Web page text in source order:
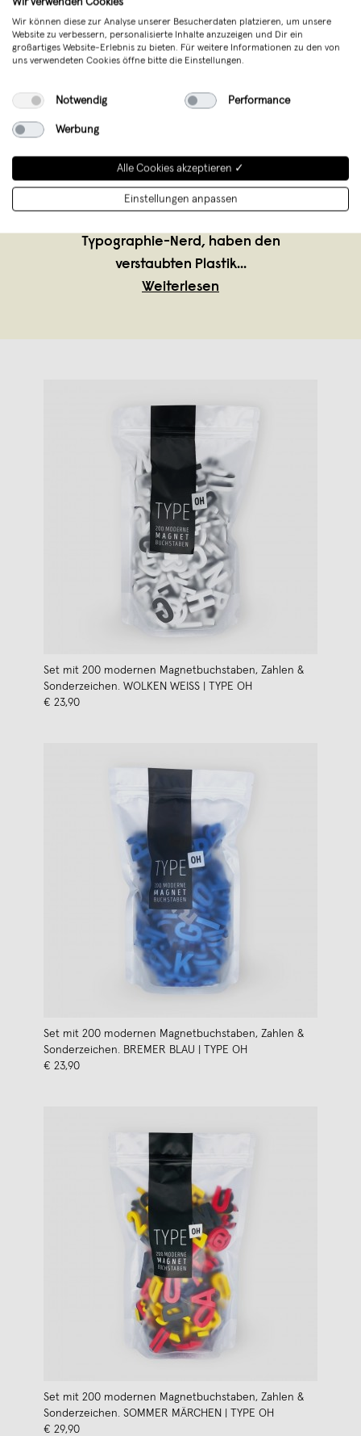
verkauft seit Februar 2021
Hey! Nice to meet you. TYPE OH ist ein
Robin, zwei Typographie-Enthusiasten aus
Stuttgart West. Luisa, mit ihrem Hang zu
Typographie-Nerd, haben den
verstaubten Plastik...
Weiterlesen
Set mit 200 modernen Magnetbuchstaben, Zahlen &
Sonderzeichen. WOLKEN WEISS | TYPE OH
€ 23,90
Set mit 200 modernen Magnetbuchstaben, Zahlen &
Sonderzeichen. BREMER BLAU | TYPE OH
€ 23,90
Set mit 200 modernen Magnetbuchstaben, Zahlen &
Sonderzeichen. SOMMER MÄRCHEN | TYPE OH
€ 29,90
Wir können diese zur Analyse unserer Besucherdaten platzieren, um unsere
Website zu verbessern, personalisierte Inhalte anzuzeigen und Dir ein
großartiges Website-Erlebnis zu bieten. Für weitere Informationen zu den von
uns verwendeten Cookies öffne bitte die Einstellungen.
Notwendig Performance
Werbung
Alle Cookies akzeptieren ✓
Einstellungen anpassen